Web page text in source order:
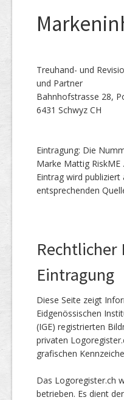
Treuhand- und
und Partner
Bahnhofstrasse 28,
6431 Schwyz CH
Eintragung: Die
Marke Mattig
Eintrag wird
entsprechenden
Rechtlicher
Eintragung
Diese Seite zeigt
Eidgenössischen
(IGE) registrierten
privaten
grafischen
Das Logoregister.ch
betrieben. Es dient